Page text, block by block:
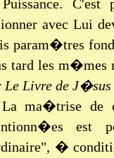
avec Lui
param�tres
tard les m�mes
Le Livre de J�sus
La ma�trise de
est
�